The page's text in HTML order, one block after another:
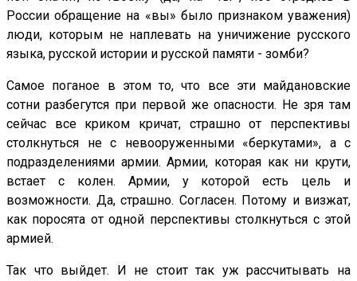
России обращение на «вы» было признаком уважения)
люди, которым не наплевать на уничижение русского
языка, русской истории и русской памяти - зомби?
Самое поганое в этом то, что все эти майдановские
сотни разбегутся при первой же опасности. Не зря там
сейчас все криком кричат, страшно от перспективы
столкнуться не с невооруженными «беркутами», а с
подразделениями армии. Армии, которая как ни крути,
встает с колен. Армии, у которой есть цель и
возможности. Да, страшно. Согласен. Потому и визжат,
как поросята от одной перспективы столкнуться с этой
армией.
Так что выйдет. И не стоит так уж рассчитывать на